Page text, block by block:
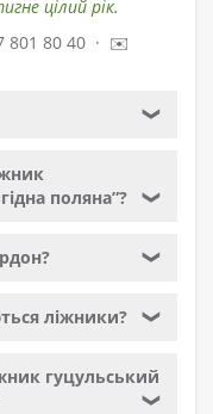
цілий рік.
801 80 40 · ✉️
❯
поляна”?
❯
❯
ліжники? ❯
гуцульський
❯